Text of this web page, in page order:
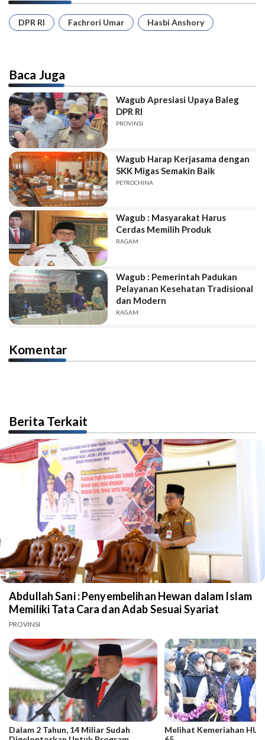
DPR RI Fachrori Umar Hasbi Anshory
Baca Juga
Wagub Apresiasi Upaya Baleg
DPR RI
PROVINSI
Wagub Harap Kerjasama dengan
SKK Migas Semakin Baik
PETROCHINA
Wagub : Masyarakat Harus
Cerdas Memilih Produk
RAGAM
Wagub : Pemerintah Padukan
Pelayanan Kesehatan Tradisional
dan Modern
RAGAM
Komentar
Berita Terkait
Abdullah Sani : Penyembelihan Hewan dalam Islam
Memiliki Tata Cara dan Adab Sesuai Syariat
PROVINSI
Dalam 2 Tahun, 14 Miliar Sudah
Melihat Kemeriahan